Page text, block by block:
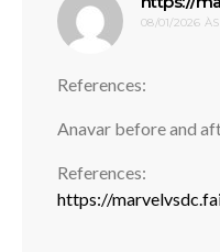
08/01/2026
References:
Anavar before and
References:
https://